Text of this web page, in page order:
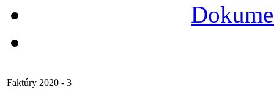
Faktúry 2020 - 3